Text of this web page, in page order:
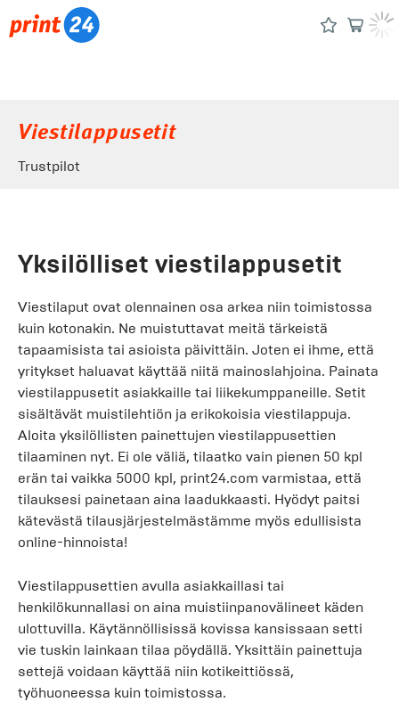
Viestilappusetit
Trustpilot
Yksilölliset viestilappusetit
Viestilaput ovat olennainen osa arkea niin toimistossa
kuin kotonakin. Ne muistuttavat meitä tärkeistä
tapaamisista tai asioista päivittäin. Joten ei ihme, että
yritykset haluavat käyttää niitä mainoslahjoina. Painata
viestilappusetit asiakkaille tai liikekumppaneille. Setit
sisältävät muistilehtiön ja erikokoisia viestilappuja.
Aloita yksilöllisten painettujen viestilappusettien
tilaaminen nyt. Ei ole väliä, tilaatko vain pienen 50 kpl
erän tai vaikka 5000 kpl, print24.com varmistaa, että
tilauksesi painetaan aina laadukkaasti. Hyödyt paitsi
kätevästä tilausjärjestelmästämme myös edullisista
online-hinnoista!
Viestilappusettien avulla asiakkaillasi tai
henkilökunnallasi on aina muistiinpanovälineet käden
ulottuvilla. Käytännöllisissä kovissa kansissaan setti
vie tuskin lainkaan tilaa pöydällä. Yksittäin painettuja
settejä voidaan käyttää niin kotikeittiössä,
työhuoneessa kuin toimistossa.